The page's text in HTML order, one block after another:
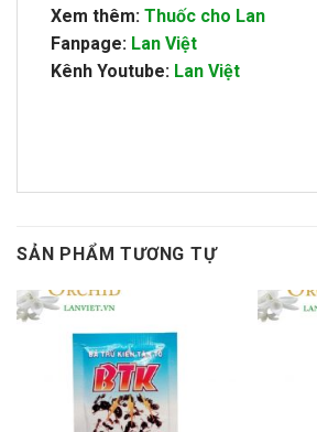
Xem thêm: Thuốc cho Lan
Fanpage: Lan Việt
Kênh Youtube: Lan Việt
SẢN PHẨM TƯƠNG TỰ